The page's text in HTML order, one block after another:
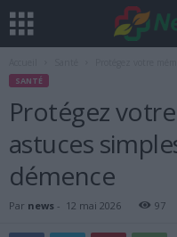
SANTÉ
Protégez
astuces
démence
Par news - 12 mai 2026 97